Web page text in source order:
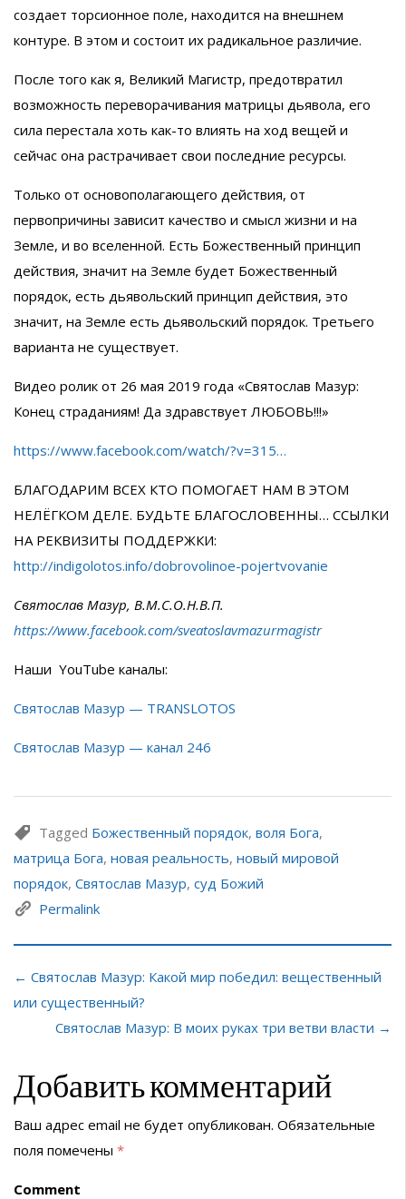
создает торсионное поле, находится на внешнем
контуре. В этом и состоит их радикальное различие.
После того как я, Великий Магистр, предотвратил
возможность переворачивания матрицы дьявола, его
сила перестала хоть как-то влиять на ход вещей и
сейчас она растрачивает свои последние ресурсы.
Только от основополагающего действия, от
первопричины зависит качество и смысл жизни и на
Земле, и во вселенной. Есть Божественный принцип
действия, значит на Земле будет Божественный
порядок, есть дьявольский принцип действия, это
значит, на Земле есть дьявольский порядок. Третьего
варианта не существует.
Видео ролик от 26 мая 2019 года «Святослав Мазур:
Конец страданиям! Да здравствует ЛЮБОВЬ!!!»
https://www.facebook.com/watch/?v=315…
БЛАГОДАРИМ ВСЕХ КТО ПОМОГАЕТ НАМ В ЭТОМ
НЕЛЁГКОМ ДЕЛЕ. БУДЬТЕ БЛАГОСЛОВЕННЫ… ССЫЛКИ
НА РЕКВИЗИТЫ ПОДДЕРЖКИ:
http://indigolotos.info/dobrovolinoe-pojertvovanie
Святослав Мазур, В.М.С.О.Н.В.П.
https://www.facebook.com/sveatoslavmazurmagistr
Наши YouTube каналы:
Святослав Мазур — TRANSLOTOS
Святослав Мазур — канал 246
Tagged Божественный порядок, воля Бога,
матрица Бога, новая реальность, новый мировой
порядок, Святослав Мазур, суд Божий
Permalink
← Святослав Мазур: Какой мир победил: вещественный
или существенный?
Святослав Мазур: В моих руках три ветви власти →
Добавить комментарий
Ваш адрес email не будет опубликован. Обязательные
поля помечены *
Comment